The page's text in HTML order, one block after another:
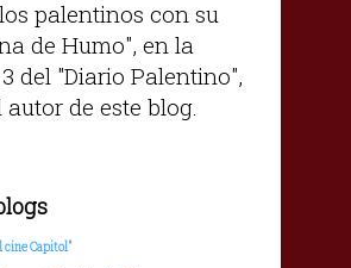
palentinos con su
de Humo", en la
del "Diario Palentino",
de este blog.
cine Capitol"